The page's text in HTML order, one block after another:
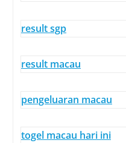
result sgp
result macau
pengeluaran macau
togel macau hari ini